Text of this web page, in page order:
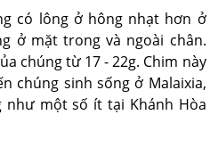
có lông ở hông nhạt hơn ở
ở mặt trong và ngoài chân.
chúng từ 17 - 22g. Chim này
chúng sinh sống ở Malaixia,
như một số ít tại Khánh Hòa